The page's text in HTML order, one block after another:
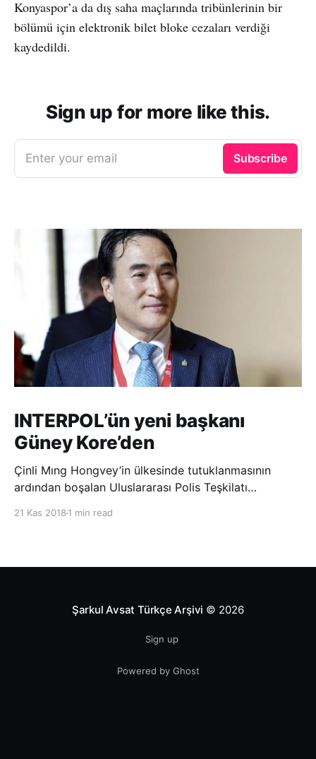
Konyaspor’a da dış saha maçlarında tribünlerinin bir
bölümü için elektronik bilet bloke cezaları verdiği
kaydedildi.
Sign up for more like this.
Enter your email Subscribe
INTERPOL’ün yeni başkanı
Güney Kore’den
Çinli Mıng Hongvey’in ülkesinde tutuklanmasının
ardından boşalan Uluslararası Polis Teşkilatı
21 Kas 2018 1 min read
Şarkul Avsat Türkçe Arşivi © 2026
Sign up
Powered by Ghost